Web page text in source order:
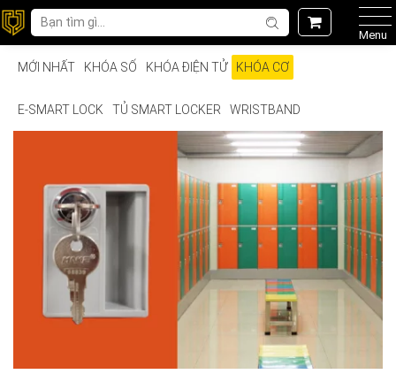
Menu
MỚI NHẤT KHÓA SỐ KHÓA ĐIỆN TỬ KHÓA CƠ
E-SMART LOCK TỦ SMART LOCKER WRISTBAND